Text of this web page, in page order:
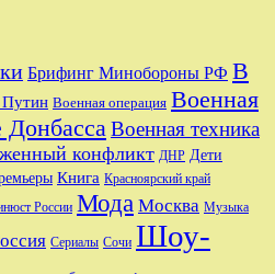
Брифинг Минобороны РФ В
Военная операция Военная
ДонбассаВоенная техника
конфликт ДНР Дети
Книга Красноярский край
России Мода Москва Музыка
Сериалы Сочи Шоу-